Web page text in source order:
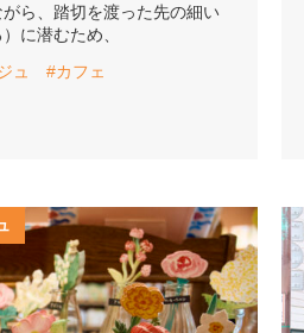
ら、踏切を渡った先の細い
に潜むため、
ュ
#カフェ